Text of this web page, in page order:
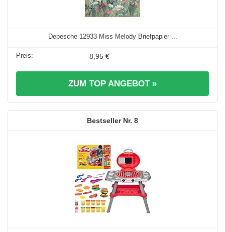
Depesche 12933 Miss Melody Briefpapier ...
8,95 €
ZUM TOP ANGEBOT »
8